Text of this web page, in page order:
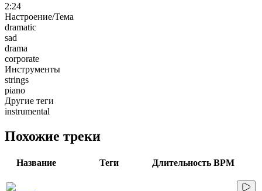
2:24
Настроение/Тема
dramatic
sad
drama
corporate
Инструменты
strings
piano
Другие теги
instrumental
Похожие треки
Название Теги Длительность BPM